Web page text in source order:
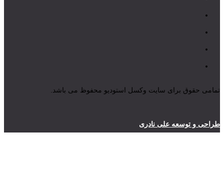
تمامی حقوق برای سایت وکسل استودیو محفوظ می باشد.
طراحی و توسعه علی نادری